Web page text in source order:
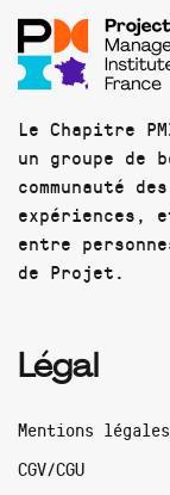
Le Chapitre
un groupe de
communauté
expériences,
entre
de Projet.
Légal
Mentions légales
CGV/CGU